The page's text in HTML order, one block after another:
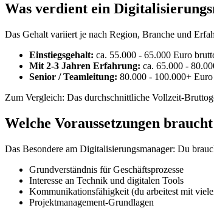
Was verdient ein
Das Gehalt variiert je nach Region, Branche und
Einstiegsgehalt: ca. 55.000 - 65.000 Euro
Mit 2-3 Jahren Erfahrung: ca. 65.000 -
Senior / Teamleitung: 80.000 - 100.000+ Euro
Zum Vergleich: Das durchschnittliche Vollzeit-
Welche Voraussetzungen
Das Besondere am Digitalisierungsmanager: Du
Grundverständnis für Geschäftsprozesse
Interesse an Technik und digitalen Tools
Kommunikationsfähigkeit (du arbeitest mit
Projektmanagement-Grundlagen